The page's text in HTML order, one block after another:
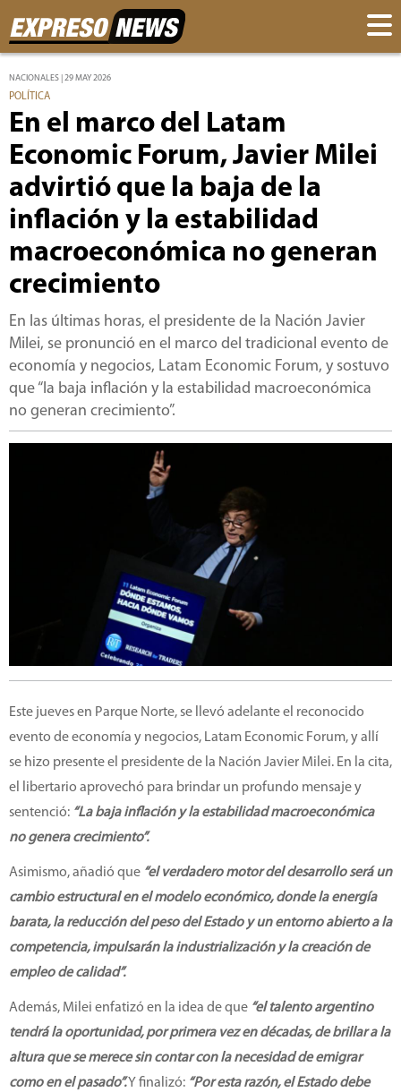
NACIONALES | 29 MAY 2026
POLÍTICA
En el marco del Latam
Economic Forum, Javier Milei
advirtió que la baja de la
inflación y la estabilidad
macroeconómica no generan
crecimiento
En las últimas horas, el presidente de la Nación Javier
Milei, se pronunció en el marco del tradicional evento de
economía y negocios, Latam Economic Forum, y sostuvo
que “la baja inflación y la estabilidad macroeconómica
no generan crecimiento”.
Este jueves en Parque Norte, se llevó adelante el reconocido
evento de economía y negocios, Latam Economic Forum, y allí
se hizo presente el presidente de la Nación Javier Milei. En la cita,
el libertario aprovechó para brindar un profundo mensaje y
sentenció: “La baja inflación y la estabilidad macroeconómica
no genera crecimiento”.
Asimismo, añadió que “el verdadero motor del desarrollo será un
cambio estructural en el modelo económico, donde la energía
barata, la reducción del peso del Estado y un entorno abierto a la
competencia, impulsarán la industrialización y la creación de
empleo de calidad”.
Además, Milei enfatizó en la idea de que “el talento argentino
tendrá la oportunidad, por primera vez en décadas, de brillar a la
altura que se merece sin contar con la necesidad de emigrar
como en el pasado”.Y finalizó: “Por esta razón, el Estado debe